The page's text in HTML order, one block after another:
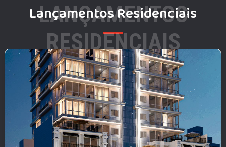
Lançamentos Residenciais
LANÇAMENTOS
RESIDENCIAIS